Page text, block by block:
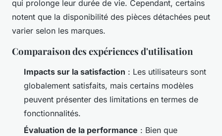
qui prolonge leur durée de vie. Cependant, certains
notent que la disponibilité des pièces détachées peut
varier selon les marques.
Comparaison des expériences d'utilisation
Impacts sur la satisfaction : Les utilisateurs sont
globalement satisfaits, mais certains modèles
peuvent présenter des limitations en termes de
fonctionnalités.
Évaluation de la performance : Bien que